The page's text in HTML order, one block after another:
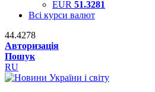
EUR 51.3281
Всі курси валют
44.4278
Авторизація
Пошук
RU